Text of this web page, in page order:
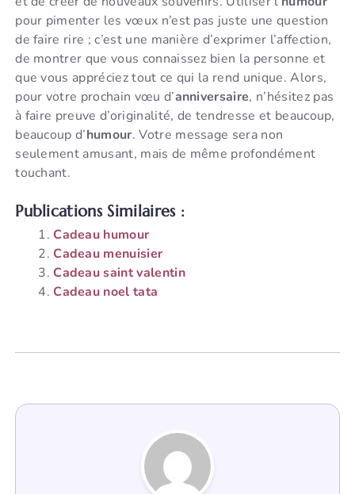
pour pimenter les vœux n’est pas juste une question
de faire rire ; c’est une manière d’exprimer l’affection,
de montrer que vous connaissez bien la personne et
que vous appréciez tout ce qui la rend unique. Alors,
pour votre prochain vœu d’anniversaire, n’hésitez pas
à faire preuve d’originalité, de tendresse et beaucoup,
beaucoup d’humour. Votre message sera non
seulement amusant, mais de même profondément
touchant.
Publications Similaires :
Cadeau humour
Cadeau menuisier
Cadeau saint valentin
Cadeau noel tata